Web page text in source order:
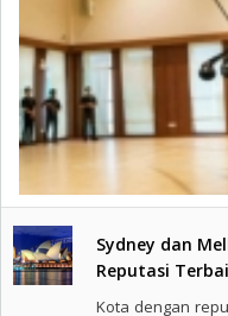
Sydney dan
Reputasi
Kota dengan